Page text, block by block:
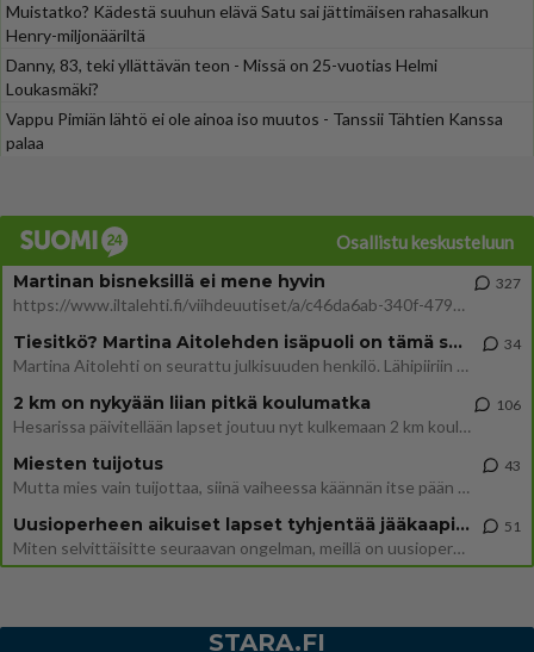
Muistatko? Kädestä suuhun elävä Satu sai jättimäisen rahasalkun
Henry-miljonääriltä
Danny, 83, teki yllättävän teon - Missä on 25-vuotias Helmi
Loukasmäki?
Vappu Pimiän lähtö ei ole ainoa iso muutos - Tanssii Tähtien Kanssa
palaa
Osallistu keskusteluun
Martinan bisneksillä ei mene hyvin
https://www.iltalehti.fi/viihdeuutiset/a/c46da6ab-340f-4790-aaa7-0865eed2336 Yrityksen konkurssihakemus on tullut kärä
327
Tiesitkö? Martina Aitolehden isäpuoli on tämä suosittu laulaja
Martina Aitolehti on seurattu julkisuuden henkilö. Lähipiiriin mahtuu muitakin tunnettuja henkilöitä. Tiesitkö, että Ma
34
2 km on nykyään liian pitkä koulumatka
Hesarissa päivitellään lapset joutuu nyt kulkemaan 2 km kouluun jösses. Ruostefillarilla tuo matka menee vaikka miten äk
106
Miesten tuijotus
Mutta mies vain tuijottaa, siinä vaiheessa käännän itse pään pois. Mikä juttu? Yleensä jos joku tuijottaa tai katsoo, hä
43
Uusioperheen aikuiset lapset tyhjentää jääkaapin käydessään
Miten selvittäisitte seuraavan ongelman, meillä on uusioperhe, minulla teini-ikäiset lapset ja puolisolla aikuiset, jotk
51
STARA.FI